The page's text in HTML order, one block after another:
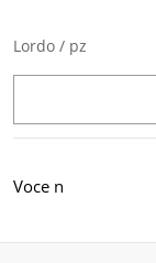
Lordo / pz
Voce n